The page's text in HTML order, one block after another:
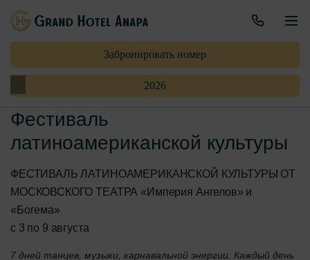
Забронировать номер
2026
Фестиваль
латиноамериканской культуры
ФЕСТИВАЛЬ ЛАТИНОАМЕРИКАНСКОЙ КУЛЬТУРЫ ОТ
МОСКОВСКОГО ТЕАТРА «Империя Ангелов» и
«Богема»
с 3 по 9 августа
7 дней танцев, музыки, карнавальной энергии. Каждый день